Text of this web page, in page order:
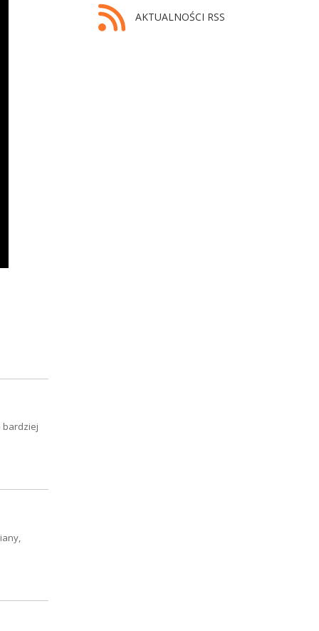
AKTUALNOŚCI RSS
bardziej